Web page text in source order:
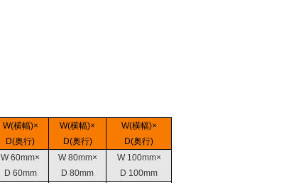
W(横幅)×
D(奥行)
W(横幅)×
D(奥行)
W(横幅)×
D(奥行)
W 60mm×
D 60mm
W 80mm×
D 80mm
W 100mm×
D 100mm